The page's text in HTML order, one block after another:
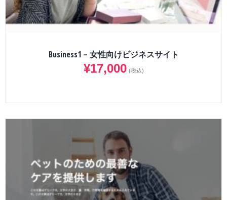
Business1 – 女性向けビジネスサイト
¥17,000 (税込)